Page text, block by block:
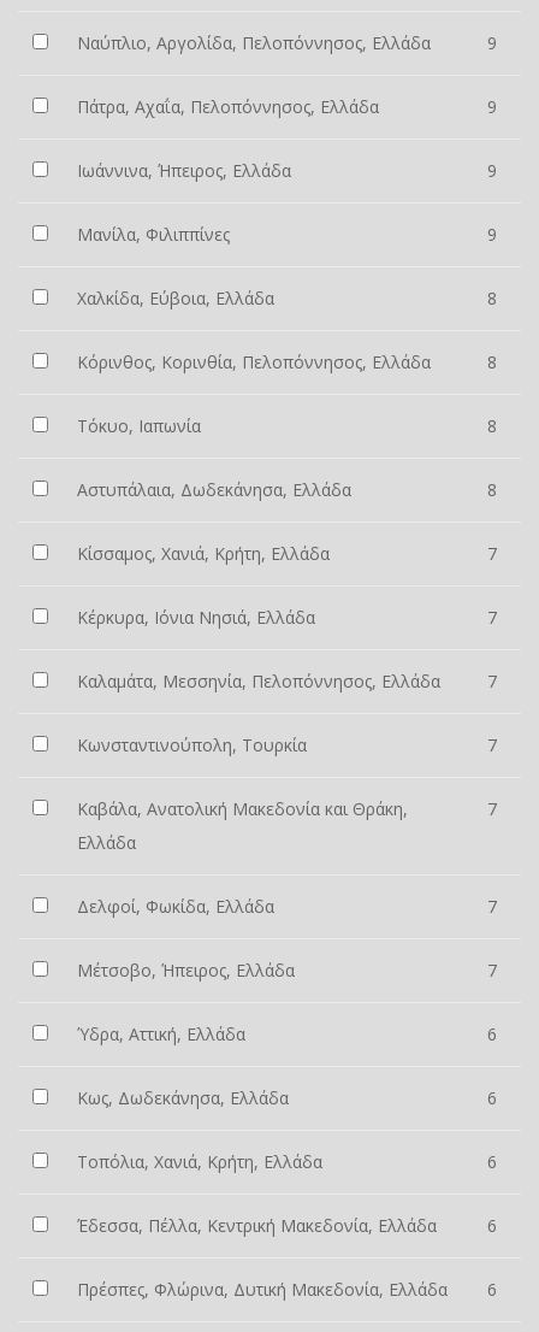
Ναύπλιο, Αργολίδα, Πελοπόννησος, Ελλάδα 9
Πάτρα, Αχαΐα, Πελοπόννησος, Ελλάδα 9
Ιωάννινα, Ήπειρος, Ελλάδα 9
Μανίλα, Φιλιππίνες 9
Χαλκίδα, Εύβοια, Ελλάδα 8
Κόρινθος, Κορινθία, Πελοπόννησος, Ελλάδα 8
Τόκυο, Ιαπωνία 8
Αστυπάλαια, Δωδεκάνησα, Ελλάδα 8
Κίσσαμος, Χανιά, Κρήτη, Ελλάδα 7
Κέρκυρα, Ιόνια Νησιά, Ελλάδα 7
Καλαμάτα, Μεσσηνία, Πελοπόννησος, Ελλάδα 7
Κωνσταντινούπολη, Τουρκία 7
Καβάλα, Ανατολική Μακεδονία και Θράκη,
Ελλάδα
7
Δελφοί, Φωκίδα, Ελλάδα 7
Μέτσοβο, Ήπειρος, Ελλάδα 7
Ύδρα, Αττική, Ελλάδα 6
Κως, Δωδεκάνησα, Ελλάδα 6
Τοπόλια, Χανιά, Κρήτη, Ελλάδα 6
Έδεσσα, Πέλλα, Κεντρική Μακεδονία, Ελλάδα 6
Πρέσπες, Φλώρινα, Δυτική Μακεδονία, Ελλάδα 6